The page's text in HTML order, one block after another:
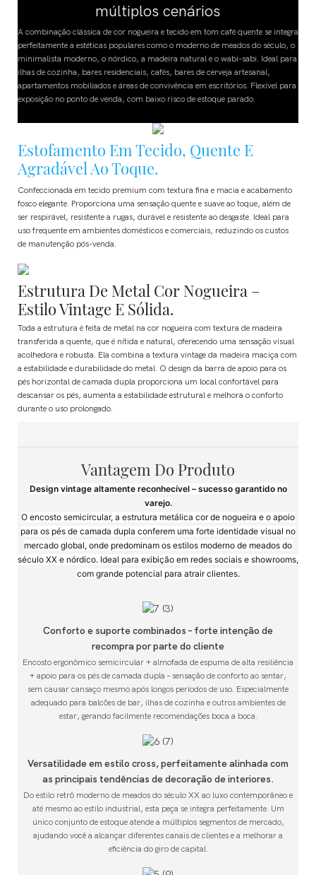
múltiplos cenários
A combinação clássica de cor nogueira e tecido em tom café quente se integra
perfeitamente a estéticas populares como o moderno de meados do século, o
minimalista moderno, o nórdico, a madeira natural e o wabi-sabi. Ideal para
ilhas de cozinha, bares residenciais, cafés, bares de cerveja artesanal,
apartamentos mobiliados e áreas de convivência em escritórios. Flexível para
exposição no ponto de venda, com baixo risco de estoque parado.
Estofamento Em Tecido, Quente E
Agradável Ao Toque.
Confeccionada em tecido premium com textura fina e macia e acabamento
fosco elegante. Proporciona uma sensação quente e suave ao toque, além de
ser respirável, resistente a rugas, durável e resistente ao desgaste. Ideal para
uso frequente em ambientes domésticos e comerciais, reduzindo os custos
de manutenção pós-venda.
Estrutura De Metal Cor Nogueira –
Estilo Vintage E Sólida.
Toda a estrutura é feita de metal na cor nogueira com textura de madeira
transferida a quente, que é nítida e natural, oferecendo uma sensação visual
acolhedora e robusta. Ela combina a textura vintage da madeira maciça com
a estabilidade e durabilidade do metal. O design da barra de apoio para os
pés horizontal de camada dupla proporciona um local confortável para
descansar os pés, aumenta a estabilidade estrutural e melhora o conforto
durante o uso prolongado.
Vantagem Do Produto
Design vintage altamente reconhecível – sucesso garantido no
varejo.
O encosto semicircular, a estrutura metálica cor de nogueira e o apoio
para os pés de camada dupla conferem uma forte identidade visual no
mercado global, onde predominam os estilos moderno de meados do
século XX e nórdico. Ideal para exibição em redes sociais e showrooms,
com grande potencial para atrair clientes.
Conforto e suporte combinados – forte intenção de
recompra por parte do cliente
Encosto ergonômico semicircular + almofada de espuma de alta resiliência
+ apoio para os pés de camada dupla – sensação de conforto ao sentar,
sem causar cansaço mesmo após longos períodos de uso. Especialmente
adequado para balcões de bar, ilhas de cozinha e outros ambientes de
estar, gerando facilmente recomendações boca a boca.
Versatilidade em estilo cross, perfeitamente alinhada com
as principais tendências de decoração de interiores.
Do estilo retrô moderno de meados do século XX ao luxo contemporâneo e
até mesmo ao estilo industrial, esta peça se integra perfeitamente. Um
único conjunto de estoque atende a múltiplos segmentos de mercado,
ajudando você a alcançar diferentes canais de clientes e a melhorar a
eficiência do giro de capital.